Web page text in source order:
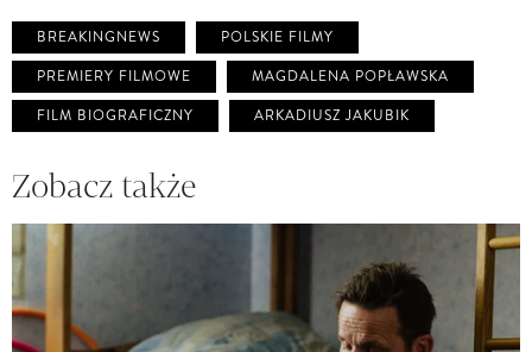
BREAKINGNEWS
POLSKIE FILMY
PREMIERY FILMOWE
MAGDALENA POPŁAWSKA
FILM BIOGRAFICZNY
ARKADIUSZ JAKUBIK
Zobacz także